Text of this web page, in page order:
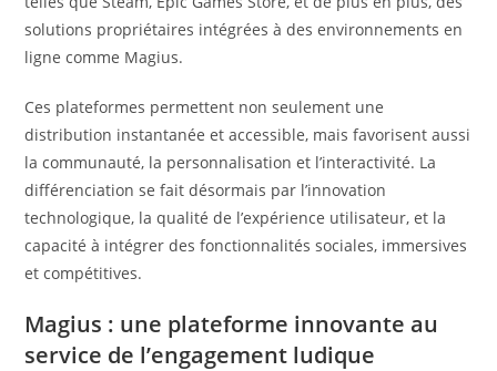
solutions propriétaires intégrées à des environnements en
ligne comme Magius.
Ces plateformes permettent non seulement une
distribution instantanée et accessible, mais favorisent aussi
la communauté, la personnalisation et l’interactivité. La
différenciation se fait désormais par l’innovation
technologique, la qualité de l’expérience utilisateur, et la
capacité à intégrer des fonctionnalités sociales, immersives
et compétitives.
Magius : une plateforme innovante au
service de l’engagement ludique